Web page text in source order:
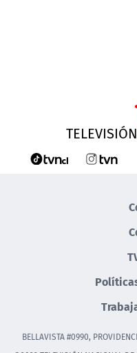
BELLAVISTA #0990,